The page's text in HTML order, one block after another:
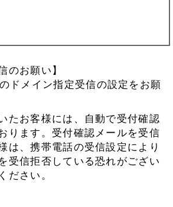
のお願い】
ドメイン指定受信の設定をお願
たお客様には、自動で受付確認
ります。受付確認メールを受信
は、携帯電話の受信設定により
受信拒否している恐れがござい
ださい。